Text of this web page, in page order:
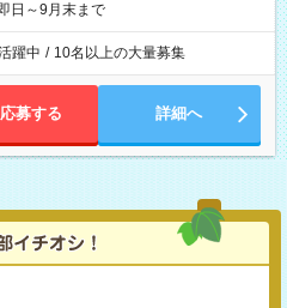
日～9月末まで
躍中 / 10名以上の大量募集
応募する 詳細へ